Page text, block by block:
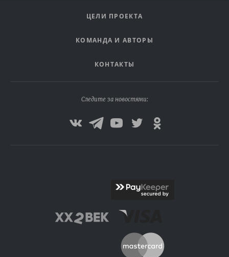
ЦЕЛИ ПРОЕКТА
КОМАНДА И АВТОРЫ
КОНТАКТЫ
Следите за новостями: